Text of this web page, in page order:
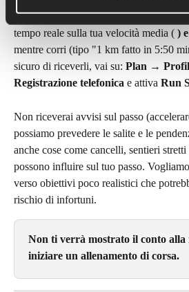
Per i percorsi medi o collinari, Runna
tempo reale sulla tua velocità media ( )
mentre corri (tipo "1 km fatto in 5:50
sicuro di riceverli, vai su: Plan →
Registrazione telefonica e attiva Run
Non riceverai avvisi sul passo
possiamo prevedere le salite e le
anche cose come cancelli, sentieri
possono influire sul tuo passo.
verso obiettivi poco realistici che
rischio di infortuni.
Non ti verrà mostrato il conto alla
iniziare un allenamento di corsa.